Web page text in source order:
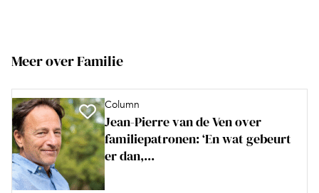
Meer over Familie
Column
Jean-Pierre van de Ven over
familiepatronen: ‘En wat gebeurt
er dan,...